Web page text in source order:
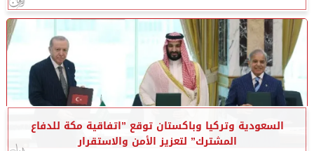
السعودية وتركيا وباكستان توقع ”اتفاقية مكة للدفاع
المشترك” لتعزيز الأمن والاستقرار